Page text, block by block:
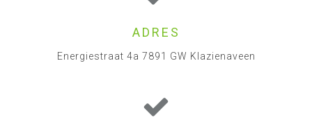
ADRES
Energiestraat 4a 7891 GW Klazienaveen